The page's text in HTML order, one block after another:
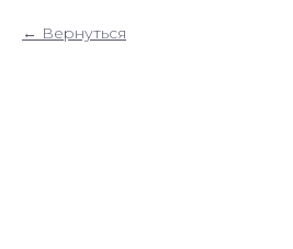
Вернуться